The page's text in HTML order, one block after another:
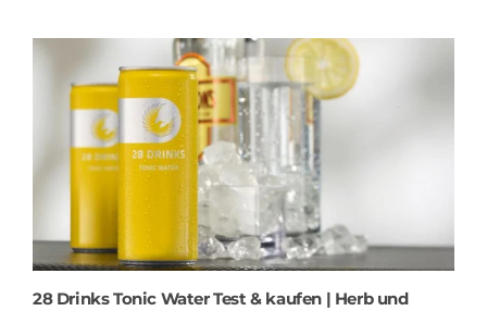
28 Drinks Tonic Water Test & kaufen | Herb und